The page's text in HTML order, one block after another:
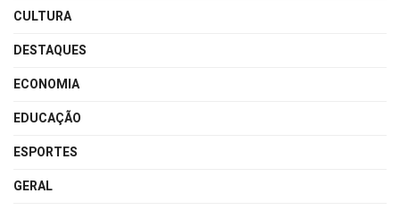
CULTURA
DESTAQUES
ECONOMIA
EDUCAÇÃO
ESPORTES
GERAL